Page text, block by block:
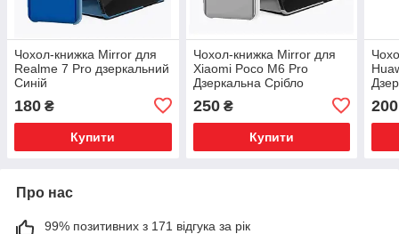
Чохол-книжка Mirror для
Realme 7 Pro дзеркальний
Синій
180 ₴
Купити
Чохол-книжка Mirror для
Xiaomi Poco M6 Pro
Дзеркальна Срібло
250₴
Купити
200
Про нас
99% позитивних з 171 відгука за рік